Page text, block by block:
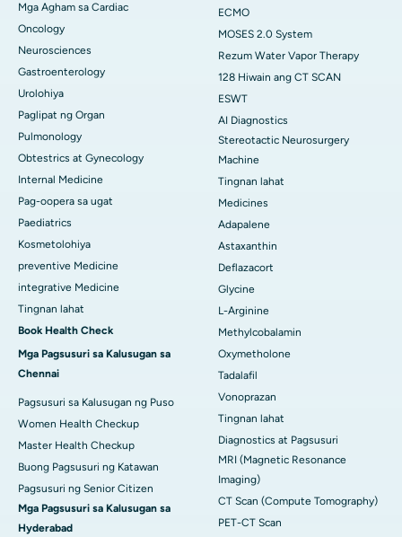
Mga Agham sa Cardiac
Oncology
Neurosciences
Gastroenterology
Urolohiya
Paglipat ng Organ
Pulmonology
Obtestrics at Gynecology
Internal Medicine
Pag-oopera sa ugat
Paediatrics
Kosmetolohiya
preventive Medicine
integrative Medicine
Tingnan lahat
Book Health Check
Mga Pagsusuri sa Kalusugan sa
Chennai
Pagsusuri sa Kalusugan ng Puso
Women Health Checkup
Master Health Checkup
Buong Pagsusuri ng Katawan
Pagsusuri ng Senior Citizen
Mga Pagsusuri sa Kalusugan sa
Hyderabad
ECMO
MOSES 2.0 System
Rezum Water Vapor Therapy
128 Hiwain ang CT SCAN
ESWT
AI Diagnostics
Stereotactic Neurosurgery
Machine
Tingnan lahat
Medicines
Adapalene
Astaxanthin
Deflazacort
Glycine
L-Arginine
Methylcobalamin
Oxymetholone
Tadalafil
Vonoprazan
Tingnan lahat
Diagnostics at Pagsusuri
MRI (Magnetic Resonance
Imaging)
CT Scan (Compute Tomography)
PET-CT Scan